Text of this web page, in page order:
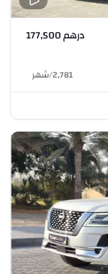
درهم 177,500
2,781
/شهر